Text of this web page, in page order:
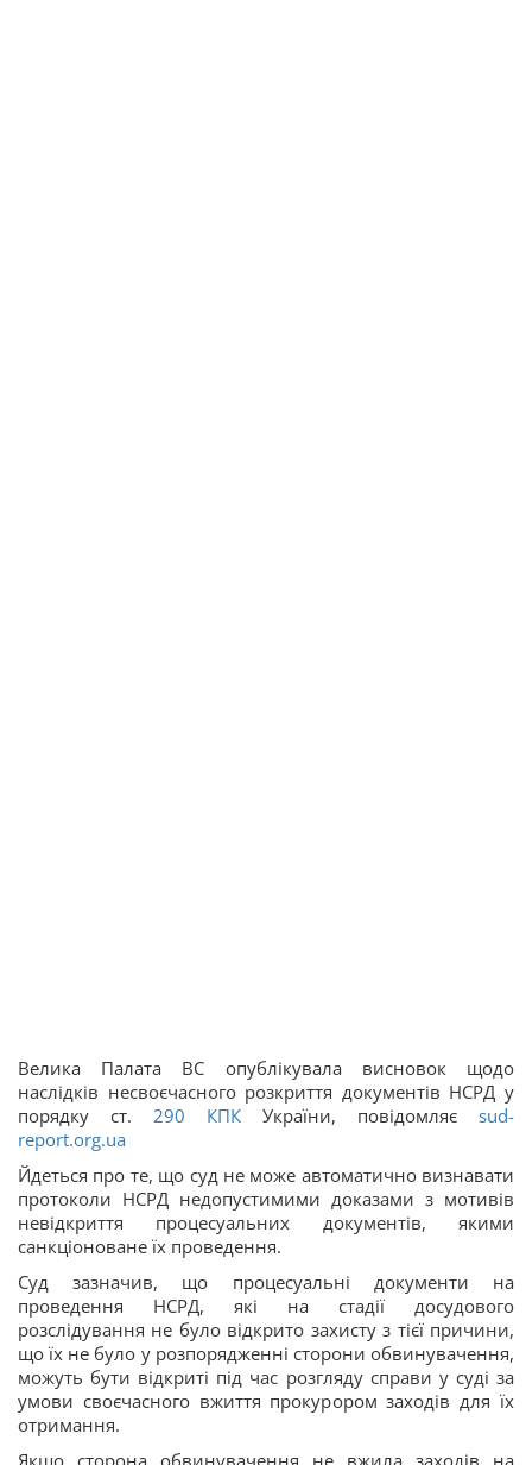
Велика Палата ВС опублікувала висновок щодо
наслідків несвоєчасного розкриття документів НСРД у
порядку ст. 290 КПК України, повідомляє sud-
report.org.ua
Йдеться про те, що суд не може автоматично визнавати
протоколи НСРД недопустимими доказами з мотивів
невідкриття процесуальних документів, якими
санкціоноване їх проведення.
Суд зазначив, що процесуальні документи на
проведення НСРД, які на стадії досудового
розслідування не було відкрито захисту з тієї причини,
що їх не було у розпорядженні сторони обвинувачення,
можуть бути відкриті під час розгляду справи у суді за
умови своєчасного вжиття прокурором заходів для їх
отримання.
Якщо сторона обвинувачення не вжила заходів на